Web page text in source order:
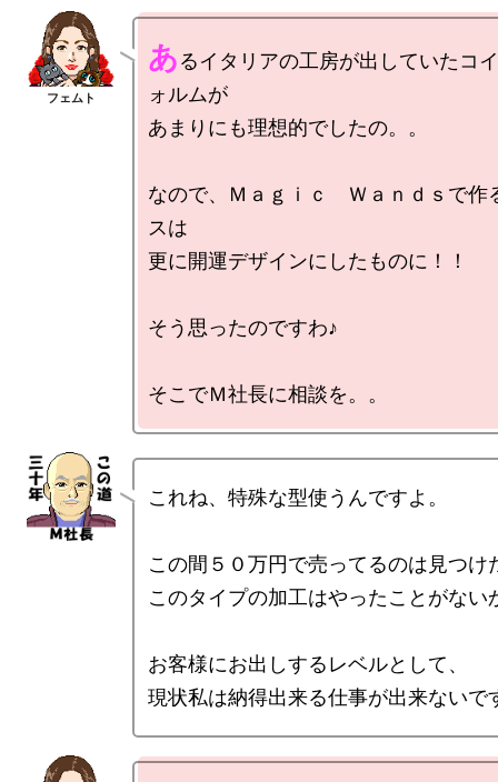
あるイタリアの工房が出していたコ
ォルムが
あまりにも理想的でしたの。。
なので、Ｍａｇｉｃ　Ｗａｎｄｓで作
スは
更に開運デザインにしたものに！！
そう思ったのですわ♪
これね、特殊な型使うんですよ。
この間５０万円で売ってるのは見つけ
このタイプの加工はやったことがない
お客様にお出しするレベルとして、